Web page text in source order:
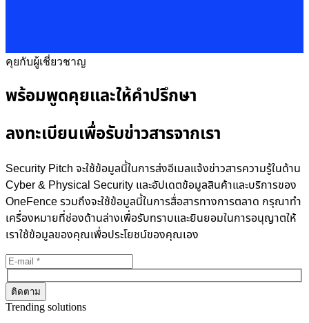
คุยกับผู้เชี่ยวชาญ
พร้อมพูดคุยและให้คำปรึกษา
ลงทะเบียนเพื่อรับข่าวสารจากเรา
Security Pitch จะใช้ข้อมูลนี้ในการส่งอีเมลแจ้งข่าวสารความรู้ในด้าน
Cyber & Physical Security และอัปเดตข้อมูลสินค้าและบริการของ
OneFence รวมถึงจะใช้ข้อมูลนี้ในการสื่อสารทางการตลาด กรุณาทำ
เครื่องหมายที่ช่องด้านล่างเพื่อรับทราบและยินยอมในการอนุญาตให้
เราใช้ข้อมูลของคุณเพื่อประโยชน์ของคุณเอง
Trending solutions